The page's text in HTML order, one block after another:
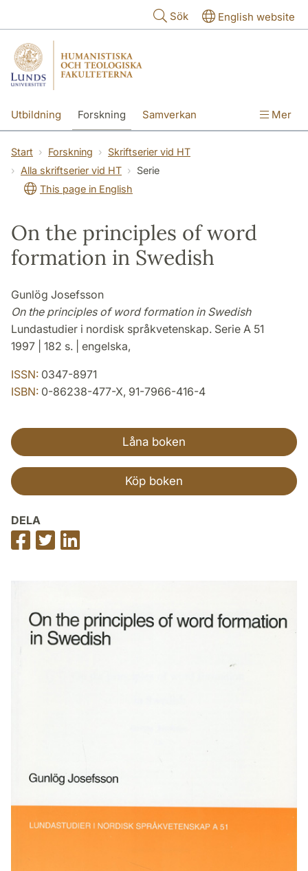
Sök English website
Utbildning Forskning Samverkan Mer
Start Forskning
Skriftserier vid HT
Alla skriftserier vid HT
Serie
This page in English
On the principles of word
formation in Swedish
Gunlög Josefsson
On the principles of word formation in Swedish
Lundastudier i nordisk språkvetenskap. Serie A 51
1997 | 182 s. | engelska,
ISSN: 0347-8971
ISBN: 0-86238-477-X, 91-7966-416-4
Låna boken
Köp boken
DELA
Dela
på
Dela
på
på